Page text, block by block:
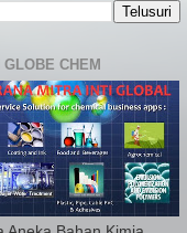
CHEM